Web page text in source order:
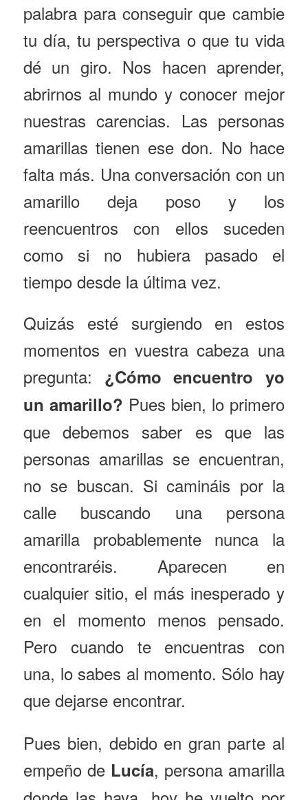
palabra para conseguir que cambie
tu día, tu perspectiva o que tu vida
dé un giro. Nos hacen aprender,
abrirnos al mundo y conocer mejor
nuestras carencias. Las personas
amarillas tienen ese don. No hace
falta más. Una conversación con un
amarillo deja poso y los
reencuentros con ellos suceden
como si no hubiera pasado el
tiempo desde la última vez.
Quizás esté surgiendo en estos
momentos en vuestra cabeza una
pregunta: ¿Cómo encuentro yo
un amarillo? Pues bien, lo primero
que debemos saber es que las
personas amarillas se encuentran,
no se buscan. Si camináis por la
calle buscando una persona
amarilla probablemente nunca la
encontraréis. Aparecen en
cualquier sitio, el más inesperado y
en el momento menos pensado.
Pero cuando te encuentras con
una, lo sabes al momento. Sólo hay
que dejarse encontrar.
Pues bien, debido en gran parte al
empeño de Lucía, persona amarilla